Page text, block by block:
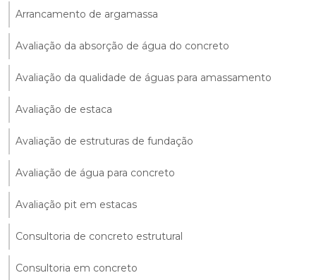
Arrancamento de argamassa
Avaliação da absorção de água do concreto
Avaliação da qualidade de águas para amassamento
Avaliação de estaca
Avaliação de estruturas de fundação
Avaliação de água para concreto
Avaliação pit em estacas
Consultoria de concreto estrutural
Consultoria em concreto